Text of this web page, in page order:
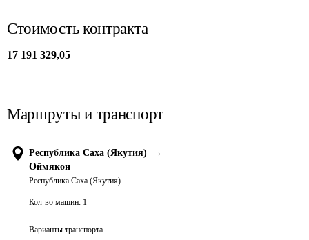
Стоимость контракта
17 191 329,05
Маршруты и транспорт
Республика Саха (Якутия)
→
Оймякон
Республика Саха (Якутия)
Кол-во машин: 1
Варианты транспорта